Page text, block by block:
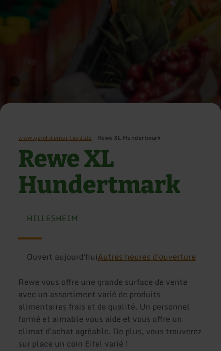
www.gerolsteiner-land.de Rewe XL Hundertmark
Rewe XL
Hundertmark
HILLESHEIM
Ouvert aujourd'huiAutres heures d'ouverture
Rewe vous offre une grande surface de vente
avec un assortiment varié de produits
alimentaires frais et de qualité. Un personnel
formé et aimable vous aide et vous offre un
climat d'achat agréable. De plus, vous trouverez
sur place un coin Eifel varié !